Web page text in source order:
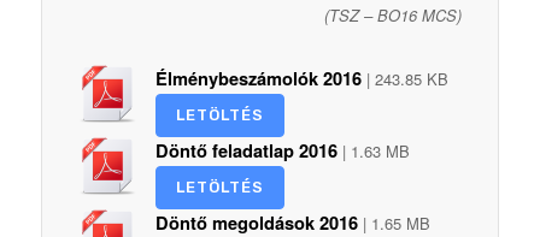
(TSZ – BO16 MCS)
Élménybeszámolók 2016| 243.85 KB
LETÖLTÉS
Döntő feladatlap 2016| 1.63 MB
LETÖLTÉS
Döntő megoldások 2016| 1.65 MB